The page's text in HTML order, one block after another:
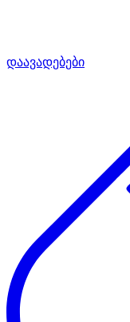
დაავადებები